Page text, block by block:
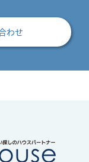
わせ